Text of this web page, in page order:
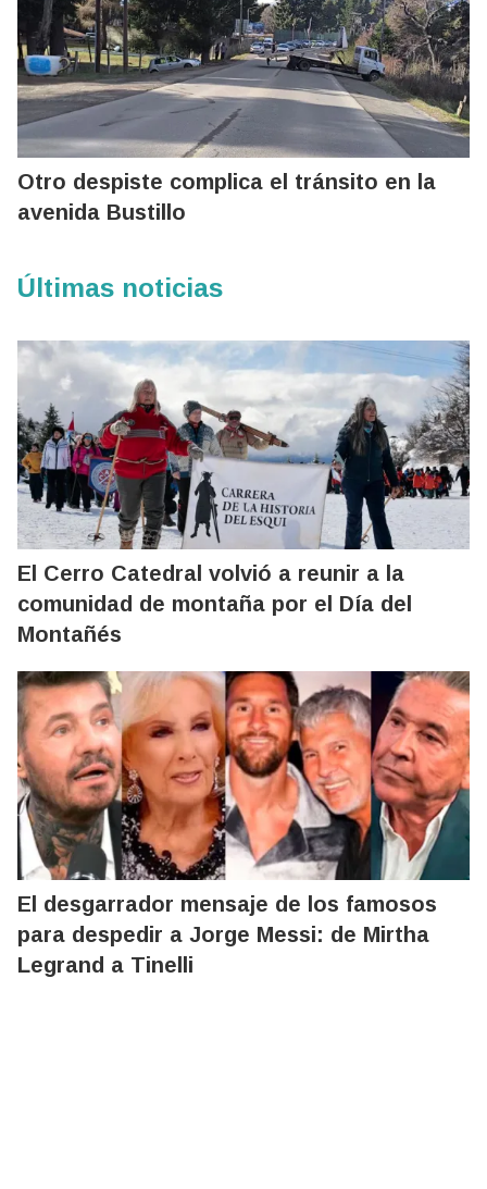
Otro despiste complica el tránsito en la
avenida Bustillo
Últimas noticias
El Cerro Catedral volvió a reunir a la
comunidad de montaña por el Día del
Montañés
El desgarrador mensaje de los famosos
para despedir a Jorge Messi: de Mirtha
Legrand a Tinelli